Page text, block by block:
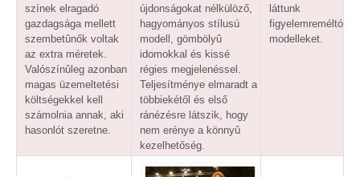
színek elragadó
gazdagsága mellett
szembetûnők voltak
az extra méretek.
Valószínûleg azonban
magas üzemeltetési
költségekkel kell
számolnia annak, aki
hasonlót szeretne.
újdonságokat nélkülöző,
hagyományos stílusú
modell, gömbölyû
idomokkal és kissé
régies megjelenéssel.
Teljesítménye elmaradt a
többiekétől és első
ránézésre látszik, hogy
nem erénye a könnyû
kezelhetőség.
láttunk
figyelemreméltó
modelleket.